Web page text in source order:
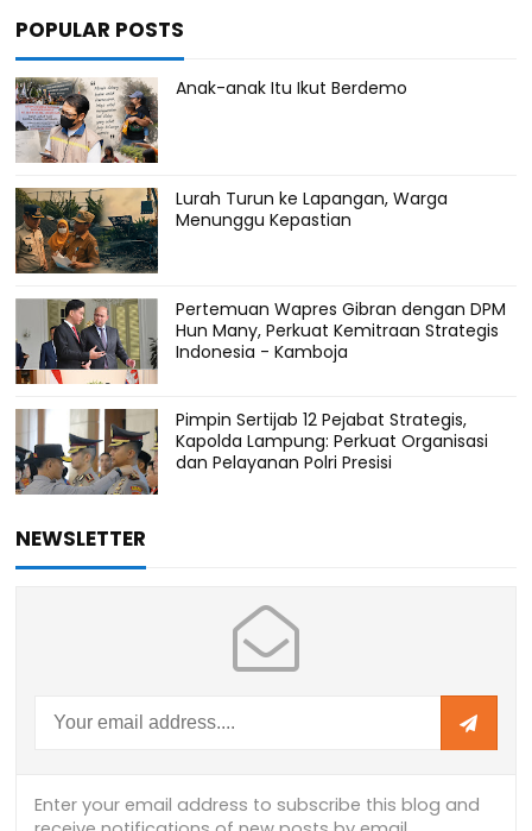
POPULAR POSTS
Anak-anak Itu Ikut Berdemo
Lurah Turun ke Lapangan, Warga
Menunggu Kepastian
Pertemuan Wapres Gibran dengan DPM
Hun Many, Perkuat Kemitraan Strategis
Indonesia - Kamboja
Pimpin Sertijab 12 Pejabat Strategis,
Kapolda Lampung: Perkuat Organisasi
dan Pelayanan Polri Presisi
NEWSLETTER